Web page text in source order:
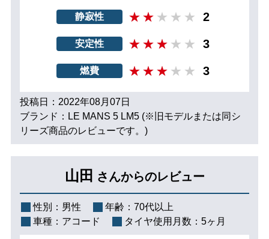
静寂性 2
安定性 3
燃費 3
投稿日：2022年08月07日
ブランド：LE MANS 5 LM5 (※旧モデルまたは同シ
リーズ商品のレビューです。)
山田 さんからのレビュー
性別： 男性 年齢： 70代以上
車種： アコード タイヤ使用月数： 5ヶ月